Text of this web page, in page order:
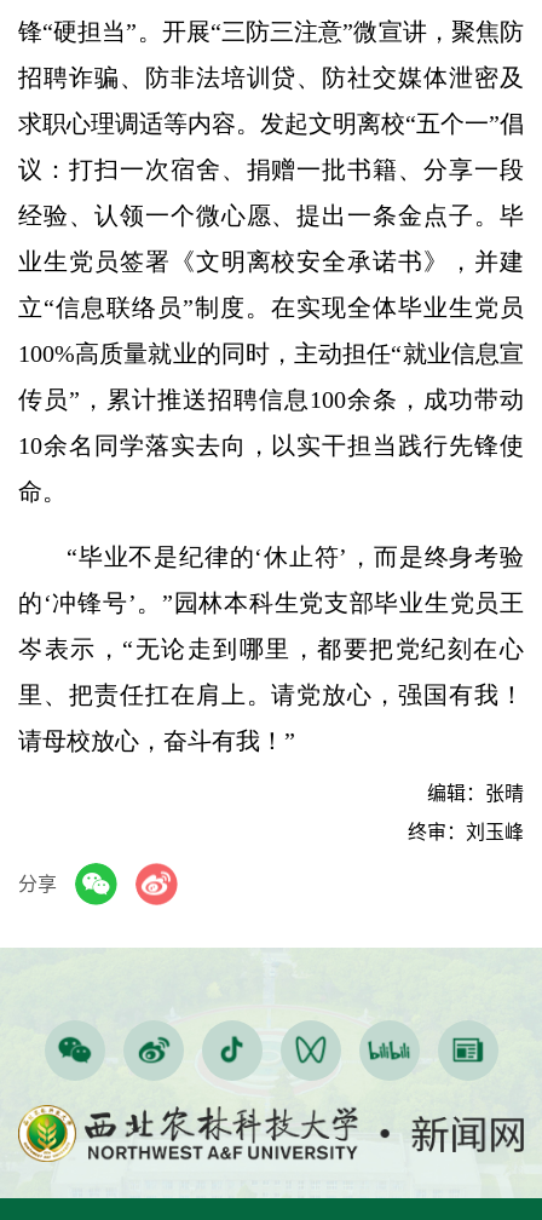
锋“硬担当”。开展“三防三注意”微宣讲，聚焦防
招聘诈骗、防非法培训贷、防社交媒体泄密及
求职心理调适等内容。发起文明离校“五个一”倡
议：打扫一次宿舍、捐赠一批书籍、分享一段
经验、认领一个微心愿、提出一条金点子。毕
业生党员签署《文明离校安全承诺书》，并建
立“信息联络员”制度。在实现全体毕业生党员
100%高质量就业的同时，主动担任“就业信息宣
传员”，累计推送招聘信息100余条，成功带动
10余名同学落实去向，以实干担当践行先锋使
命。
“毕业不是纪律的‘休止符’，而是终身考验
的‘冲锋号’。”园林本科生党支部毕业生党员王
岑表示，“无论走到哪里，都要把党纪刻在心
里、把责任扛在肩上。请党放心，强国有我！
请母校放心，奋斗有我！”
编辑：张晴
终审：刘玉峰
分享